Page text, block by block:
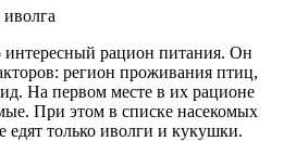
рацион питания. Он
регион проживания птиц,
На первом месте в их рационе
При этом в списке насекомых
едят только иволги и кукушки.